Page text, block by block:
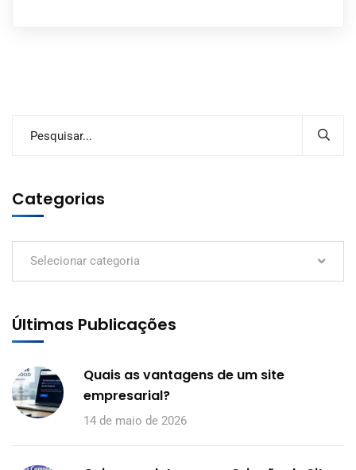
Categorias
Selecionar categoria
Últimas Publicações
Quais as vantagens de um site
empresarial?
14 de maio de 2026